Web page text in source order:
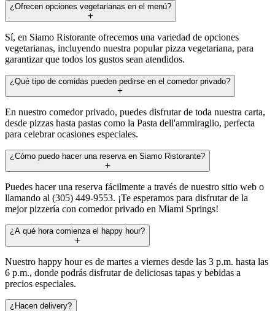
¿Ofrecen opciones vegetarianas en el menú?
Sí, en Siamo Ristorante ofrecemos una variedad de opciones
vegetarianas, incluyendo nuestra popular pizza vegetariana, para
garantizar que todos los gustos sean atendidos.
¿Qué tipo de comidas pueden pedirse en el comedor privado?
En nuestro comedor privado, puedes disfrutar de toda nuestra carta,
desde pizzas hasta pastas como la Pasta dell'ammiraglio, perfecta
para celebrar ocasiones especiales.
¿Cómo puedo hacer una reserva en Siamo Ristorante?
Puedes hacer una reserva fácilmente a través de nuestro sitio web o
llamando al (305) 449-9553. ¡Te esperamos para disfrutar de la
mejor pizzería con comedor privado en Miami Springs!
¿A qué hora comienza el happy hour?
Nuestro happy hour es de martes a viernes desde las 3 p.m. hasta las
6 p.m., donde podrás disfrutar de deliciosas tapas y bebidas a
precios especiales.
¿Hacen delivery?